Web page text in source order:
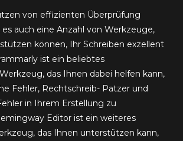
von effizienten Überprüfung
auch eine Anzahl von Werkzeuge,
können, Ihr Schreiben exzellent
ist ein beliebtes
das Ihnen dabei helfen kann,
Fehler, Rechtschreib- Patzer und
in Ihrem Erstellung zu
Editor ist ein weiteres
das Ihnen unterstützen kann,